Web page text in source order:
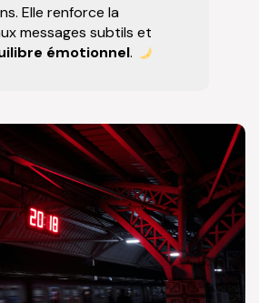
Elle renforce la
messages subtils et
émotionnel.